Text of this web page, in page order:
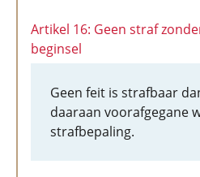
Artikel 16: Geen straf
beginsel
Geen feit is strafbaar
daaraan voorafgegane
strafbepaling.